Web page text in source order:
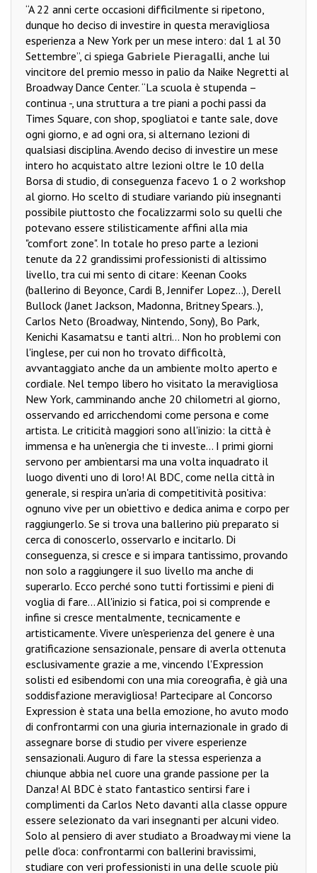
“A 22 anni certe occasioni difficilmente si ripetono,
dunque ho deciso di investire in questa meravigliosa
esperienza a New York per un mese intero: dal 1 al 30
Settembre”, ci spiega Gabriele Pieragalli, anche lui
vincitore del premio messo in palio da Naike Negretti al
Broadway Dance Center. “La scuola è stupenda –
continua -, una struttura a tre piani a pochi passi da
Times Square, con shop, spogliatoi e tante sale, dove
ogni giorno, e ad ogni ora, si alternano lezioni di
qualsiasi disciplina. Avendo deciso di investire un mese
intero ho acquistato altre lezioni oltre le 10 della
Borsa di studio, di conseguenza facevo 1 o 2 workshop
al giorno. Ho scelto di studiare variando più insegnanti
possibile piuttosto che focalizzarmi solo su quelli che
potevano essere stilisticamente affini alla mia
"comfort zone". In totale ho preso parte a lezioni
tenute da 22 grandissimi professionisti di altissimo
livello, tra cui mi sento di citare: Keenan Cooks
(ballerino di Beyonce, Cardi B, Jennifer Lopez...), Derell
Bullock (Janet Jackson, Madonna, Britney Spears..),
Carlos Neto (Broadway, Nintendo, Sony), Bo Park,
Kenichi Kasamatsu e tanti altri... Non ho problemi con
l'inglese, per cui non ho trovato difficoltà,
avvantaggiato anche da un ambiente molto aperto e
cordiale. Nel tempo libero ho visitato la meravigliosa
New York, camminando anche 20 chilometri al giorno,
osservando ed arricchendomi come persona e come
artista. Le criticità maggiori sono all'inizio: la città è
immensa e ha un'energia che ti investe... I primi giorni
servono per ambientarsi ma una volta inquadrato il
luogo diventi uno di loro! Al BDC, come nella città in
generale, si respira un'aria di competitività positiva:
ognuno vive per un obiettivo e dedica anima e corpo per
raggiungerlo. Se si trova una ballerino più preparato si
cerca di conoscerlo, osservarlo e incitarlo. Di
conseguenza, si cresce e si impara tantissimo, provando
non solo a raggiungere il suo livello ma anche di
superarlo. Ecco perché sono tutti fortissimi e pieni di
voglia di fare... All'inizio si fatica, poi si comprende e
infine si cresce mentalmente, tecnicamente e
artisticamente. Vivere un'esperienza del genere è una
gratificazione sensazionale, pensare di averla ottenuta
esclusivamente grazie a me, vincendo l'Expression
solisti ed esibendomi con una mia coreografia, è già una
soddisfazione meravigliosa! Partecipare al Concorso
Expression è stata una bella emozione, ho avuto modo
di confrontarmi con una giuria internazionale in grado di
assegnare borse di studio per vivere esperienze
sensazionali. Auguro di fare la stessa esperienza a
chiunque abbia nel cuore una grande passione per la
Danza! Al BDC è stato fantastico sentirsi fare i
complimenti da Carlos Neto davanti alla classe oppure
essere selezionato da vari insegnanti per alcuni video.
Solo al pensiero di aver studiato a Broadway mi viene la
pelle d'oca: confrontarmi con ballerini bravissimi,
studiare con veri professionisti in una delle scuole più